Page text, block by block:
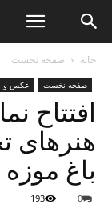
خانه صفحه نخست
صفحه نخست عکس و
افتتاح
هنرهای
باغ موزه
0
193